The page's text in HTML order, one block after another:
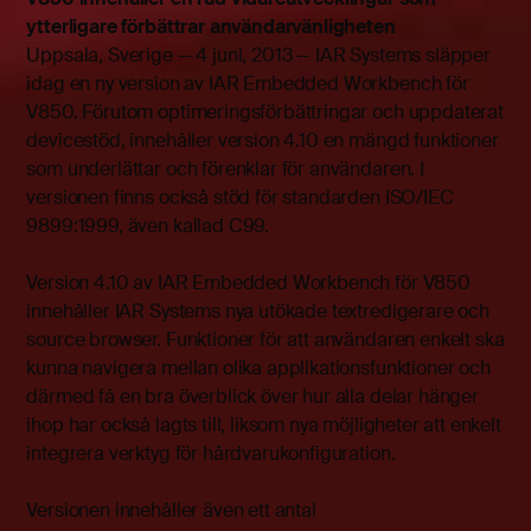
ytterligare förbättrar användarvänligheten
Uppsala, Sverige — ­­4 juni, 2013 — IAR Systems släpper
idag en ny version av IAR Embedded Workbench för
V850. Förutom optimeringsförbättringar och uppdaterat
devicestöd, innehåller version 4.10 en mängd funktioner
som underlättar och förenklar för användaren. I
versionen finns också stöd för standarden ISO/IEC
9899:1999, även kallad C99.
Version 4.10 av IAR Embedded Workbench för V850
innehåller IAR Systems nya utökade textredigerare och
source browser. Funktioner för att användaren enkelt ska
kunna navigera mellan olika applikationsfunktioner och
därmed få en bra överblick över hur alla delar hänger
ihop har också lagts till, liksom nya möjligheter att enkelt
integrera verktyg för hårdvarukonfiguration.
Versionen innehåller även ett antal